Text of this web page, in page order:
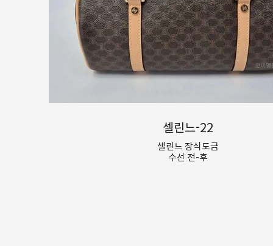
셀린느-22
셀린느 장식도금
수선 전-후